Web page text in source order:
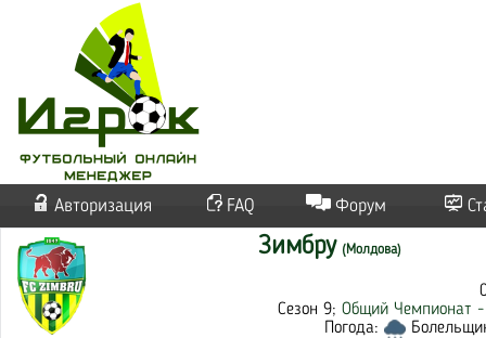
Авторизация FAQ Форум
Зимбру (Молдова)
Сезон 9; Общий Чемпионат -
Погода: